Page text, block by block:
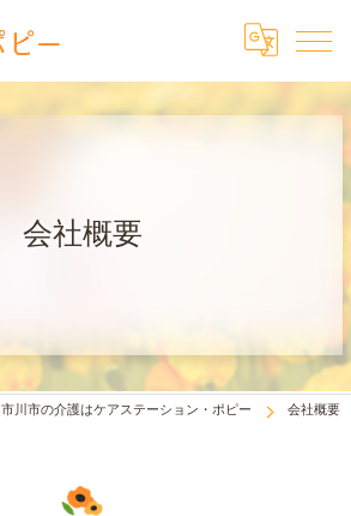
会社概要
市川市の介護はケアステーション・ポピー 会社概要